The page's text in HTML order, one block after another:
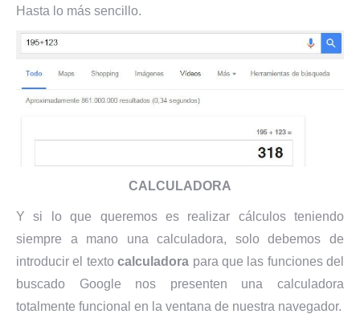
Hasta lo más sencillo.
CALCULADORA
Y si lo que queremos es realizar cálculos teniendo
siempre a mano una calculadora, solo debemos de
introducir el textocalculadora para que las funciones del
buscado Google nos presenten una calculadora
totalmente funcional en la ventana de nuestra navegador.